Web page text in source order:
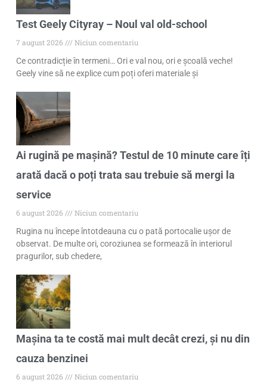
Test Geely Cityray – Noul val old-school
7 august 2026
Niciun comentariu
Ce contradicție în termeni… Ori e val nou, ori e școală veche!
Geely vine să ne explice cum poți oferi materiale și
Ai rugină pe mașină? Testul de 10 minute care îți
arată dacă o poți trata sau trebuie să mergi la
service
6 august 2026
Niciun comentariu
Rugina nu începe întotdeauna cu o pată portocalie ușor de
observat. De multe ori, coroziunea se formează în interiorul
pragurilor, sub chedere,
Mașina ta te costă mai mult decât crezi, și nu din
cauza benzinei
6 august 2026
Niciun comentariu